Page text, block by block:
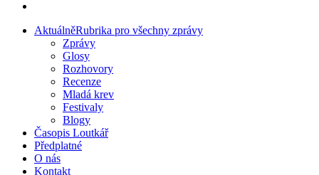
AktuálněRubrika pro všechny zprávy
Zprávy
Glosy
Rozhovory
Recenze
Mladá krev
Festivaly
Blogy
Časopis Loutkář
Předplatné
O nás
Kontakt